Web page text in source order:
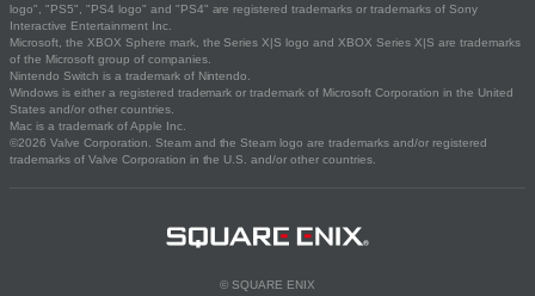
logo", "PS5", "PS4 logo" and "PS4" are registered trademarks or trademarks of Sony
Interactive Entertainment Inc.
Microsoft, the XBOX Sphere mark, the Series X|S logo and XBOX Series X|S are trademarks
of the Microsoft group of companies.
Nintendo Switch is a trademark of Nintendo.
Windows is either a registered trademark or trademark of Microsoft Corporation in the United
States and/or other countries.
Mac is a trademark of Apple Inc.
©2026 Valve Corporation. Steam and the Steam logo are trademarks and/or registered
trademarks of Valve Corporation in the U.S. and/or other countries.
© SQUARE ENIX